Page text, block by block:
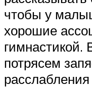
чтобы у
хорошие
гимнастикой.
потрясем